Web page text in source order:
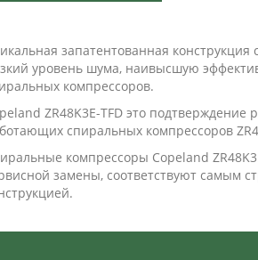
запатентованная конструкция
уровень шума, наивысшую
компрессоров.
ZR48K3E-TFD это
спиральных компрессоров
компрессоры Copeland
замены, соответствуют самым